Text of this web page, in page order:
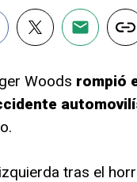
Woods rompió
tras el